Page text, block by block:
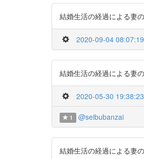
結婚生活の経過による妻
2020-09-04 08:07:19
結婚生活の経過による妻
2020-05-30 19:38:23
1 @seibubanzai
結婚生活の経過による妻